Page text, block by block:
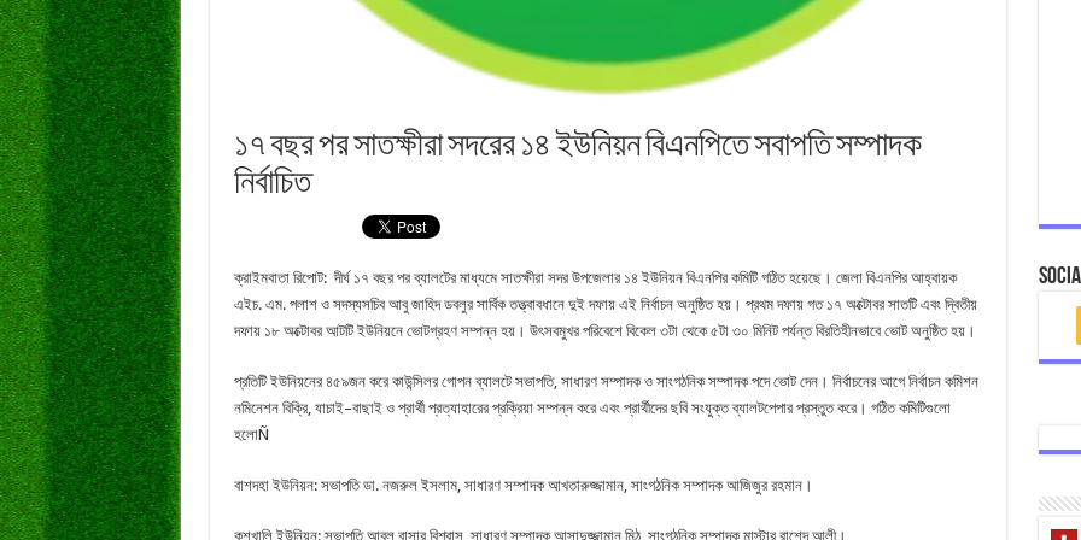
১৭ বছর পর সাতক্ষীরা সদরের ১৪ ইউনিয়ন বিএনপিতে সবাপতি সম্পাদক
নির্বাচিত
ক্রাইমবাতা রিপোট: দীর্ঘ ১৭ বছর পর ব্যালটের মাধ্যমে সাতক্ষীরা সদর উপজেলার ১৪ ইউনিয়ন বিএনপির কমিটি গঠিত হয়েছে। জেলা বিএনপির আহ্বায়ক
এইচ. এম. পলাশ ও সদস্যসচিব আবু জাহিদ ডবলুর সার্বিক তত্ত্বাবধানে দুই দফায় এই নির্বাচন অনুষ্ঠিত হয়। প্রথম দফায় গত ১৭ অক্টোবর সাতটি এবং দ্বিতীয়
দফায় ১৮ অক্টোবর আটটি ইউনিয়নে ভোটগ্রহণ সম্পন্ন হয়। উৎসবমুখর পরিবেশে বিকেল ৩টা থেকে ৫টা ৩০ মিনিট পর্যন্ত বিরতিহীনভাবে ভোট অনুষ্ঠিত হয়।
প্রতিটি ইউনিয়নের ৪৫৯জন করে কাউন্সিলর গোপন ব্যালটে সভাপতি, সাধারণ সম্পাদক ও সাংগঠনিক সম্পাদক পদে ভোট দেন। নির্বাচনের আগে নির্বাচন কমিশন
নমিনেশন বিক্রি, যাচাই–বাছাই ও প্রার্থী প্রত্যাহারের প্রক্রিয়া সম্পন্ন করে এবং প্রার্থীদের ছবি সংযুক্ত ব্যালটপেপার প্রস্তুত করে। গঠিত কমিটিগুলো
হলোÑ
বাশদহা ইউনিয়ন: সভাপতি ডা. নজরুল ইসলাম, সাধারণ সম্পাদক আখতারুজ্জামান, সাংগঠনিক সম্পাদক আজিজুর রহমান।
কুশখালি ইউনিয়ন: সভাপতি আবুল বাসার বিশ্বাস, সাধারণ সম্পাদক আসাদুজ্জামান মিঠু, সাংগঠনিক সম্পাদক মাস্টার রাশেদ আলী।